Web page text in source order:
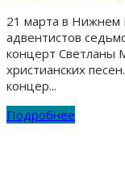
21 марта в Нижнем
адвентистов
концерт Светланы
христианских
концер...
Подробнее